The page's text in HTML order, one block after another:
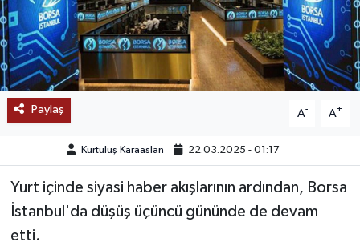
Paylaş A- A+
Kurtuluş Karaaslan 22.03.2025 - 01:17
Yurt içinde siyasi haber akışlarının ardından, Borsa
İstanbul'da düşüş üçüncü gününde de devam
etti.
EĞİTİM
BÖLGE
KEŞFET
TREND